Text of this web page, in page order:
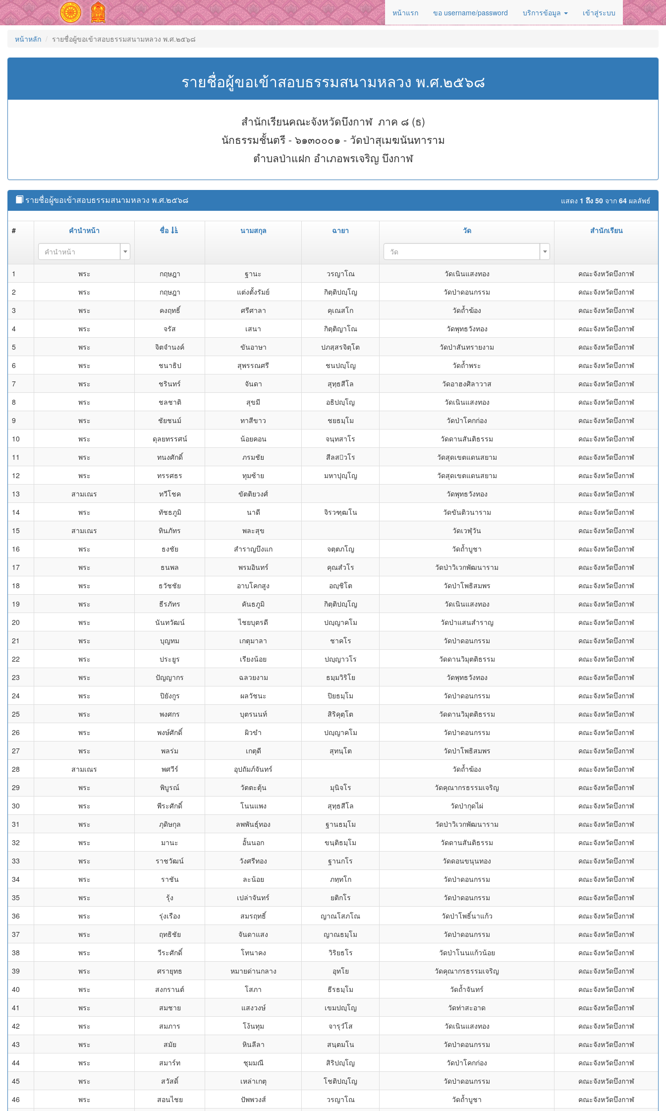
หน้าแรก ขอ username/password บริการข้อมูล เข้าสู่ระบบ
หน้าหลัก รายชื่อผู้ขอเข้าสอบธรรมสนามหลวง พ.ศ.๒๕๖๘
รายชื่อผู้ขอเข้าสอบธรรมสนามหลวง พ.ศ.๒๕๖๘
สำนักเรียนคณะจังหวัดบึงกาฬ ภาค ๘ (ธ)
นักธรรมชั้นตรี - ๖๑๓๐๐๐๑ - วัดป่าสุเมฆนันทาราม
ตำบลป่าแฝก อำเภอพรเจริญ บึงกาฬ
แสดง 1 ถึง 50 จาก 64 ผลลัพธ์
รายชื่อผู้ขอเข้าสอบธรรมสนามหลวง พ.ศ.๒๕๖๘
# คำนำหน้า ชื่อ นามสกุล ฉายา วัด สำนักเรียน
คำนำหน้า วัด
1 พระ กฤษฎา ฐานะ วรญาโณ วัดเนินแสงทอง
คณะจังหวัดบึงกาฬ
2
พระ กฤษฎา แต่งตั้งรัมย์ กิตฺติปญฺโญ วัดป่าดอนกรรม
คณะจังหวัดบึงกาฬ
3
พระ คงฤทธิ์ ศรีศาลา คุเณสโก วัดถ้ำฆ้อง
คณะจังหวัดบึงกาฬ
4
พระ จรัส เสนา กิตฺติญาโณ วัดพุทธวังทอง
คณะจังหวัดบึงกาฬ
5
พระ จิตจำนงค์ ขันอาษา ปภสฺสรจิตฺโต วัดป่าสันทรายงาม
คณะจังหวัดบึงกาฬ
6
พระ ชนาธิป สุพรรณศรี ชนปญฺโญ วัดถ้ำพระ
คณะจังหวัดบึงกาฬ
7
พระ ชรินทร์ จันดา สุทฺธสีโล วัดอาฮงศิลาวาส
คณะจังหวัดบึงกาฬ
8
พระ ชลชาติ สุขมี อธิปญฺโญ วัดเนินแสงทอง
คณะจังหวัดบึงกาฬ
9
พระ ชัยชนม์ ทาสีขาว ชยธมฺโม วัดป่าโคกก่อง
คณะจังหวัดบึงกาฬ
10
พระ ดุลยทรรศน์ น้อยคอน จนฺทสาโร วัดดานสันติธรรม
คณะจังหวัดบึงกาฬ
11
พระ ทนงศักดิ์ ภรมชัย สีลสวโร วัดสุดเขตแดนสยาม
คณะจังหวัดบึงกาฬ
12
พระ ทรรศธร ทุมซ้าย มหาปุญฺโญ วัดสุดเขตแดนสยาม
คณะจังหวัดบึงกาฬ
13
สามเณร ทวีโชค ขัตติยวงศ์ วัดพุทธวังทอง
คณะจังหวัดบึงกาฬ
14
พระ ทัชธภูมิ นาดี จิรวฑฺฒโน วัดขันติวนาราม
คณะจังหวัดบึงกาฬ
15
สามเณร ทินภัทร พละสุข วัดเวฬุวัน
คณะจังหวัดบึงกาฬ
16
พระ ธงชัย สำราญบึงแก จตฺตภโญ วัดถ้ำบูชา
คณะจังหวัดบึงกาฬ
17
พระ ธนพล พรมอินทร์ คุณสํวโร วัดป่าวิเวกพัฒนาราม
คณะจังหวัดบึงกาฬ
18
พระ ธวัชชัย อาบโคกสูง อญฺชิโต วัดป่าโพธิสมพร
คณะจังหวัดบึงกาฬ
19
พระ ธีรภัทร คันธภูมิ กิตฺติปญฺโญ วัดเนินแสงทอง
คณะจังหวัดบึงกาฬ
20
พระ นันทวัฒน์ ไชยบุตรดี ปญฺญาคโม วัดป่าแสนสำราญ
คณะจังหวัดบึงกาฬ
21
พระ บุญทม เกตุมาลา ชาคโร วัดป่าดอนกรรม
คณะจังหวัดบึงกาฬ
22
พระ ประยูร เรียงน้อย ปญฺญาวโร วัดดานวิมุตติธรรม
คณะจังหวัดบึงกาฬ
23
พระ ปัญญากร ฉลวยงาม ธมฺมวิริโย วัดพุทธวังทอง
คณะจังหวัดบึงกาฬ
24
พระ ปิยังกูร ผลวัชนะ ปิยธมฺโม วัดป่าดอนกรรม
คณะจังหวัดบึงกาฬ
25
พระ พงศกร บุตรนนท์ สิริคุตฺโต วัดดานวิมุตติธรรม
คณะจังหวัดบึงกาฬ
26
พระ พงษ์ศักดิ์ ผิวขำ ปญฺญาคโม วัดป่าดอนกรรม
คณะจังหวัดบึงกาฬ
27
พระ พลร่ม เกตุดี สุทนฺโต วัดป่าโพธิสมพร
คณะจังหวัดบึงกาฬ
28
สามเณร พศวีร์ อุปถัมภ์จันทร์ วัดถ้ำฆ้อง
คณะจังหวัดบึงกาฬ
29
พระ พิบูรณ์ วัตตะตุ้น มุนิจโร วัดคุณากรธรรมเจริญ
คณะจังหวัดบึงกาฬ
30
พระ พีระศักดิ์ โนนแพง สุทฺธสีโล วัดป่ากุดไผ่
คณะจังหวัดบึงกาฬ
31
พระ ภุดิษกุล ลพพันธุ์ทอง ฐานธมฺโม วัดป่าวิเวกพัฒนาราม
คณะจังหวัดบึงกาฬ
32
พระ มานะ อั้นนอก ขนฺติธมฺโม วัดดานสันติธรรม
คณะจังหวัดบึงกาฬ
33
พระ ราชวัฒน์ วังศรีทอง ฐานกโร วัดดอนขนุนทอง
คณะจังหวัดบึงกาฬ
34
พระ ราชัน ละน้อย ภทฺทโก วัดป่าดอนกรรม
คณะจังหวัดบึงกาฬ
35
พระ รุ้ง เปล่าจันทร์ ยติกโร วัดป่าดอนกรรม
คณะจังหวัดบึงกาฬ
36
พระ รุ่งเรือง สมรฤทธิ์ ญาณโสภโณ วัดป่าโพธิ์นาแก้ว
คณะจังหวัดบึงกาฬ
37
พระ ฤทธิชัย จันดาแสง ญาณธมฺโม วัดป่าดอนกรรม
คณะจังหวัดบึงกาฬ
38
พระ วีระศักดิ์ โทนาคง วิริยธโร วัดป่าโนนแก้วน้อย
คณะจังหวัดบึงกาฬ
39
พระ ศรายุทธ หมายด่านกลาง อุทโย วัดคุณากรธรรมเจริญ
คณะจังหวัดบึงกาฬ
40
พระ สงกรานต์ โสภา ธีรธมฺโม วัดถ้ำจันทร์
คณะจังหวัดบึงกาฬ
41
พระ สมชาย แสงวงษ์ เขมปญฺโญ วัดท่าสะอาด
คณะจังหวัดบึงกาฬ
42
พระ สมภาร โง้นทุม จารุวํโส วัดเนินแสงทอง
คณะจังหวัดบึงกาฬ
43
พระ สมัย หินลีลา สนฺตมโน วัดป่าดอนกรรม
คณะจังหวัดบึงกาฬ
44
พระ สมาร์ท ชุมมณี สิริปญฺโญ วัดป่าโคกก่อง
คณะจังหวัดบึงกาฬ
45
พระ สวัสดิ์ เหล่าเกตุ โชติปญฺโญ วัดป่าดอนกรรม
คณะจังหวัดบึงกาฬ
46
พระ สอนไชย ปัพพวงส์ วรญาโณ วัดถ้ำบูชา คณะจังหวัดบึงกาฬ